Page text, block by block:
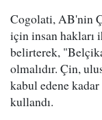
Cogolati, AB'nin
için insan hakları
belirterek,
olmalıdır. Çin,
kabul edene
kullandı.